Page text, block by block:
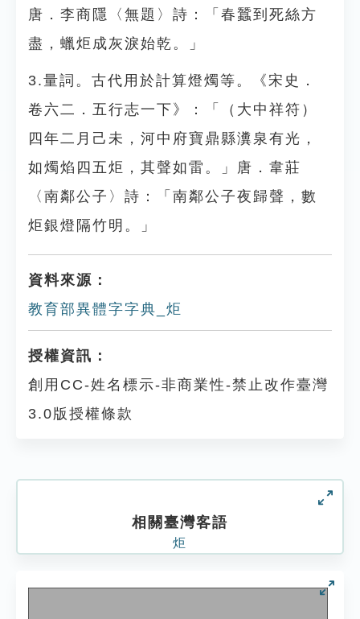
唐．李商隱〈無題〉詩：「春蠶到死絲方
盡，蠟炬成灰淚始乾。」
3.量詞。古代用於計算燈燭等。《宋史．
卷六二．五行志一下》：「（大中祥符）
四年二月己未，河中府寶鼎縣瀵泉有光，
如燭焰四五炬，其聲如雷。」唐．韋莊
〈南鄰公子〉詩：「南鄰公子夜歸聲，數
炬銀燈隔竹明。」
資料來源：
教育部異體字字典_炬
授權資訊：
創用CC-姓名標示-非商業性-禁止改作臺灣
3.0版授權條款
相關臺灣客語
炬